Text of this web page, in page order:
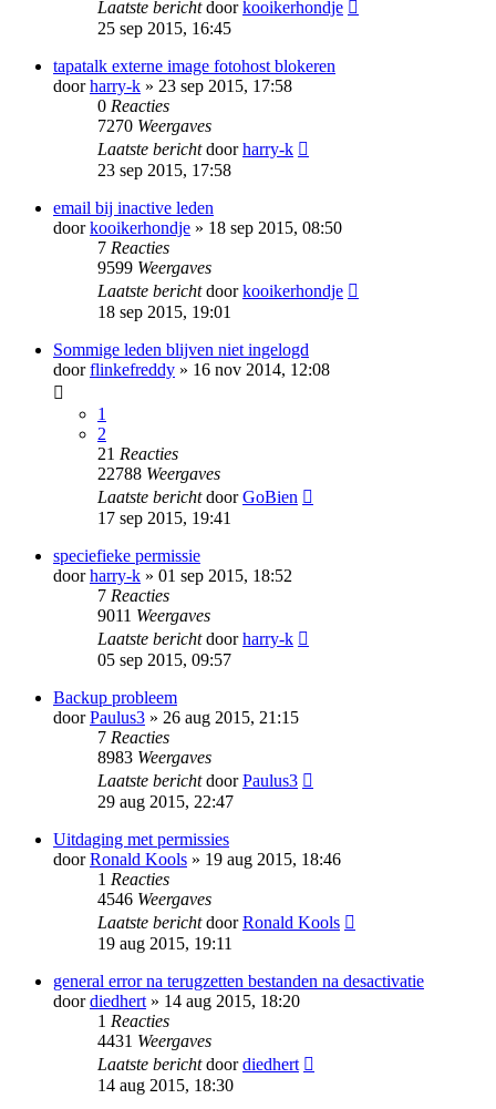
Laatste berichtdoorkooikerhondje
25 sep 2015, 16:45
tapatalk externe image fotohost blokeren
doorharry-k » 23 sep 2015, 17:58
0 Reacties
7270 Weergaves
Laatste berichtdoorharry-k
23 sep 2015, 17:58
email bij inactive leden
doorkooikerhondje » 18 sep 2015, 08:50
7 Reacties
9599 Weergaves
Laatste berichtdoorkooikerhondje
18 sep 2015, 19:01
Sommige leden blijven niet ingelogd
doorflinkefreddy » 16 nov 2014, 12:08
1
2
21 Reacties
22788 Weergaves
Laatste berichtdoorGoBien
17 sep 2015, 19:41
speciefieke permissie
doorharry-k » 01 sep 2015, 18:52
7 Reacties
9011 Weergaves
Laatste berichtdoorharry-k
05 sep 2015, 09:57
Backup probleem
doorPaulus3 » 26 aug 2015, 21:15
7 Reacties
8983 Weergaves
Laatste berichtdoorPaulus3
29 aug 2015, 22:47
Uitdaging met permissies
doorRonald Kools » 19 aug 2015, 18:46
1 Reacties
4546 Weergaves
Laatste berichtdoorRonald Kools
19 aug 2015, 19:11
general error na terugzetten bestanden na desactivatie
doordiedhert » 14 aug 2015, 18:20
1 Reacties
4431 Weergaves
Laatste berichtdoordiedhert
14 aug 2015, 18:30